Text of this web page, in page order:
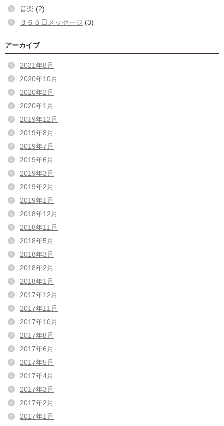
音楽 (2)
３６５日メッセージ (3)
アーカイブ
2021年8月
2020年10月
2020年2月
2020年1月
2019年12月
2019年8月
2019年7月
2019年6月
2019年3月
2019年2月
2019年1月
2018年12月
2018年11月
2018年5月
2018年3月
2018年2月
2018年1月
2017年12月
2017年11月
2017年10月
2017年8月
2017年6月
2017年5月
2017年4月
2017年3月
2017年2月
2017年1月